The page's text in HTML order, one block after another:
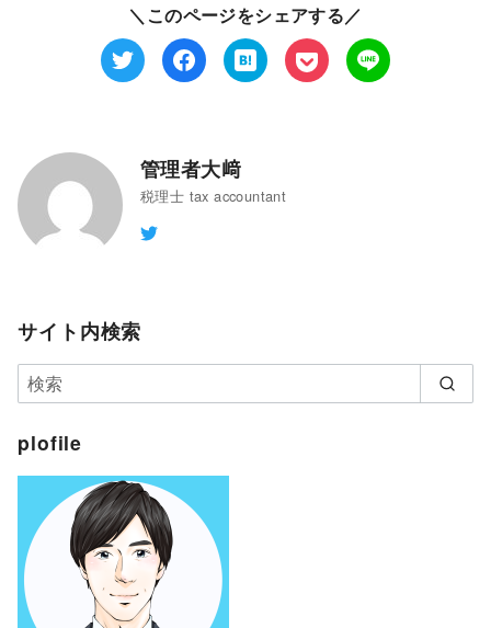
＼このページをシェアする／
管理者大﨑
税理士 tax accountant
サイト内検索
plofile